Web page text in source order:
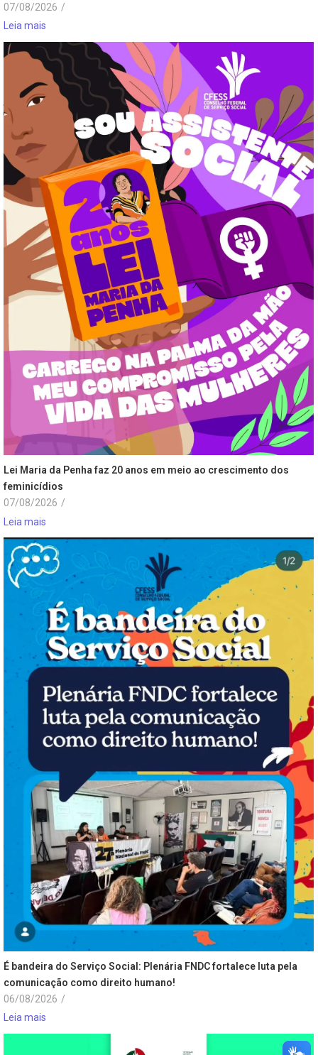
07/08/2026 /
Leia mais
Lei Maria da Penha faz 20 anos em meio ao crescimento dos
feminicídios
07/08/2026 /
Leia mais
É bandeira do Serviço Social: Plenária FNDC fortalece luta pela
comunicação como direito humano!
06/08/2026 /
Leia mais